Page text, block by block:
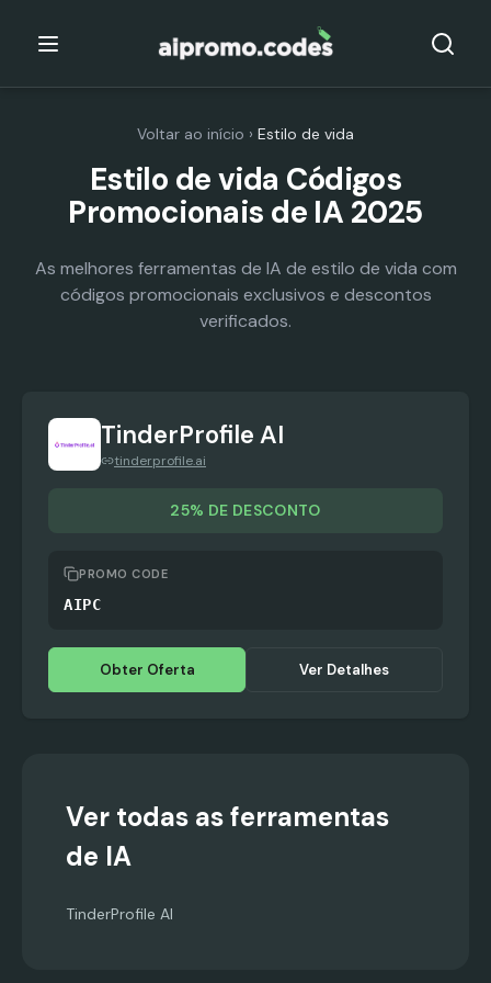
Voltar ao início › Estilo de vida
Estilo de vida Códigos
Promocionais de IA 2025
As melhores ferramentas de IA de estilo de vida com
códigos promocionais exclusivos e descontos
verificados.
TinderProfile AI
tinderprofile.ai
25% DE DESCONTO
PROMO CODE
AIPC
Obter Oferta Ver Detalhes
Ver todas as ferramentas
de IA
TinderProfile AI